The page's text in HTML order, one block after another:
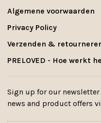
Algemene voorwaarden
Privacy Policy
Verzenden &
PRELOVED - Hoe werkt
Sign up for our
news and product offers